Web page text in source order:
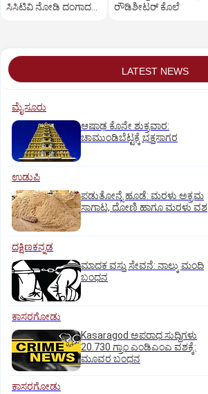
ಸಿಸಿಟಿವಿ ನೋಡಿ ದಂಗಾದ
ರೌಡಿಶೀಟರ್ ಕೊಲೆ
LATEST NEWS
ಮೈಸೂರು
ಆಷಾಢ ಕೊನೇ ಶುಕ್ರವಾರ:
ಚಾಮುಂಡಿಬೆಟ್ಟಕ್ಕೆ ಭಕ್ತಸಾಗರ
ಉಡುಪಿ
ಪಡುತೋನ್ಸೆ ಹೂಡೆ: ಮರಳು ಅಕ್ರಮ
ಸಾಗಾಟ, ದೋಣಿ ಹಾಗೂ ಮರಳು ವಶ
ದಕ್ಷಿಣಕನ್ನಡ
ಮಾದಕ ವಸ್ತು ಸೇವನೆ: ನಾಲ್ಕು ಮಂದಿ
ಬಂಧನ
ಕಾಸರಗೋಡು
Kasaragod ಅಪರಾಧ ಸುದ್ದಿಗಳು
20.730 ಗ್ರಾಂ ಎಂಡಿಎಂಎ ವಶಕ್ಕೆ:
ಮೂವರ ಬಂಧನ
ಕಾಸರಗೋಡು